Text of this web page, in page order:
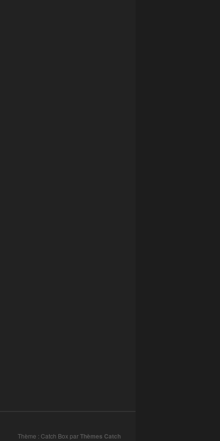
Thème : Catch Box parThèmes Catch